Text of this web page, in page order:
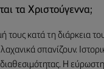
τα Χριστούγεννα;
τους κατά τη διάρκεια
σπανίζουν.
Η